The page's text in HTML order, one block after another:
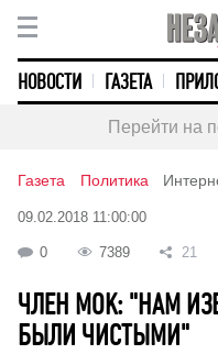
НОВОСТИ ГАЗЕТА
Перейти на
Газета Политика
09.02.2018 11:00:00
0 7389 21
ЧЛЕН МОК: "НАМ
БЫЛИ ЧИСТЫМИ"